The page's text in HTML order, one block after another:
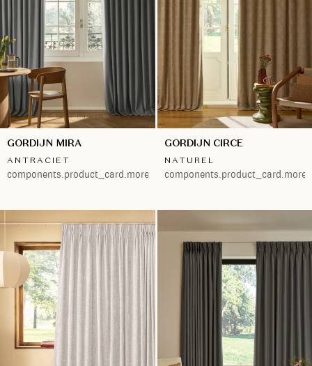
GORDIJN MIRA
ANTRACIET
components.product_card.more.both
GORDIJN CIRCE
NATUREL